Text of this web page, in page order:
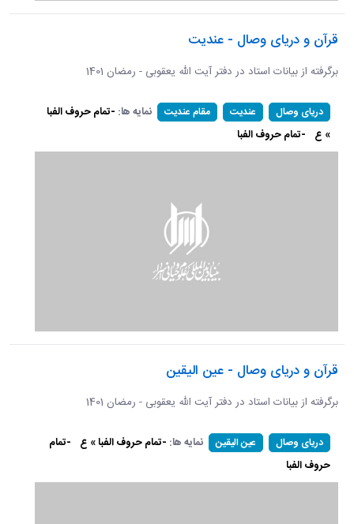
قرآن و دریای وصال - عندیت
برگرفته از بیانات استاد در دفتر آیت الله یعقوبی - رمضان 1401
دریای وصال عندیت مقام عندیت نمایه ها: -تمام حروف الفبا
» ع -تمام حروف الفبا
قرآن و دریای وصال - عین الیقین
برگرفته از بیانات استاد در دفتر آیت الله یعقوبی - رمضان 1401
دریای وصال عین الیقین نمایه ها: -تمام حروف الفبا » ع -تمام
حروف الفبا